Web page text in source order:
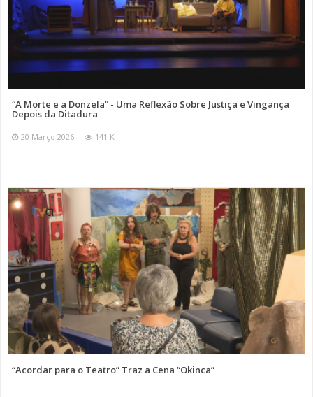
“A Morte e a Donzela” - Uma Reflexão Sobre Justiça e Vingança
Depois da Ditadura
20 Março 2026 141 K
“Acordar para o Teatro” Traz a Cena “Okinca”